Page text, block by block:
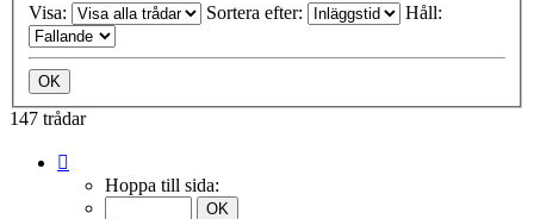
Visa: Sortera efter: Håll:
147 trådar
Hoppa till sida: